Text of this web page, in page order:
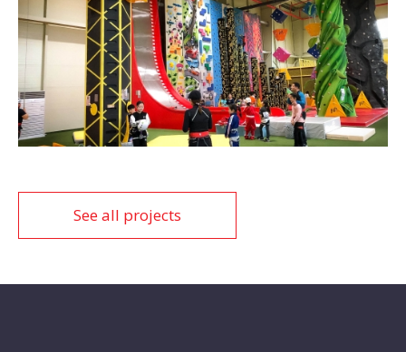
See all projects